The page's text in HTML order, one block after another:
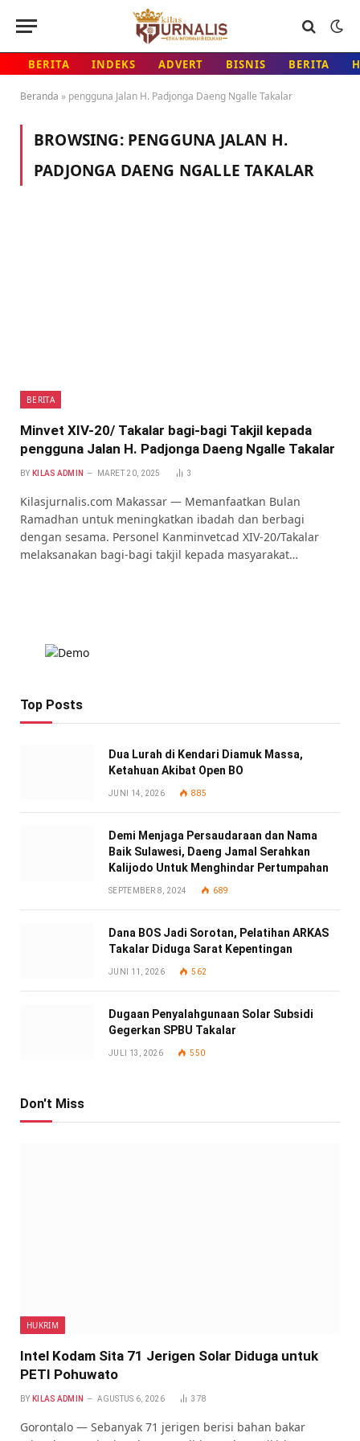
BERITA INDEKS ADVERT BISNIS BERITA
Beranda » pengguna Jalan H. Padjonga Daeng Ngalle Takalar
BROWSING: PENGGUNA JALAN H.
PADJONGA DAENG NGALLE TAKALAR
BERITA
Minvet XIV-20/ Takalar bagi-bagi Takjil kepada
pengguna Jalan H. Padjonga Daeng Ngalle Takalar
BY KILAS ADMIN MARET 20, 2025 3
Kilasjurnalis.com Makassar — Memanfaatkan Bulan
Ramadhan untuk meningkatkan ibadah dan berbagi
dengan sesama. Personel Kanminvetcad XIV-20/Takalar
melaksanakan bagi-bagi takjil kepada masyarakat…
Top Posts
Dua Lurah di Kendari Diamuk Massa,
Ketahuan Akibat Open BO
JUNI 14, 2026 885
Demi Menjaga Persaudaraan dan Nama
Baik Sulawesi, Daeng Jamal Serahkan
Kalijodo Untuk Menghindar Pertumpahan
SEPTEMBER 8, 2024 689
Dana BOS Jadi Sorotan, Pelatihan ARKAS
Takalar Diduga Sarat Kepentingan
JUNI 11, 2026 562
Dugaan Penyalahgunaan Solar Subsidi
Gegerkan SPBU Takalar
JULI 13, 2026 550
Don't Miss
HUKRIM
Intel Kodam Sita 71 Jerigen Solar Diduga untuk
PETI Pohuwato
BY KILAS ADMIN AGUSTUS 6, 2026 378
Gorontalo — Sebanyak 71 jerigen berisi bahan bakar